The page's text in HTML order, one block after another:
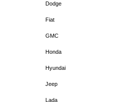
Dodge
Fiat
GMC
Honda
Hyundai
Jeep
Lada